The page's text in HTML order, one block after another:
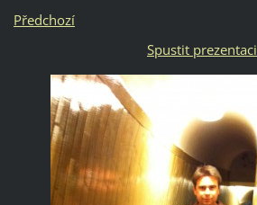
Předchozí
Spustit prezentaci